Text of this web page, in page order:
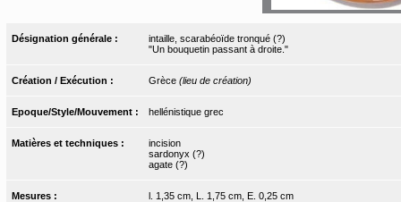
Désignation générale :
intaille, scarabéoïde tronqué (?)
"Un bouquetin passant à droite."
Création / Exécution : Grèce (lieu de création)
Epoque/Style/Mouvement : hellénistique grec
Matières et techniques :
incision
sardonyx (?)
agate (?)
Mesures : l. 1,35 cm, L. 1,75 cm, E. 0,25 cm